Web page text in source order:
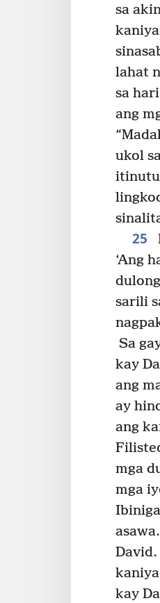
sa
lahat
sa
ang
ukol
25
‘Ang
sarili
Sa
kay
ang
ay
ang
mga
mga
asawa.
David.
kay